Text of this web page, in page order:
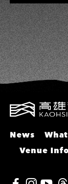
彬
瑤
News
Venue Info